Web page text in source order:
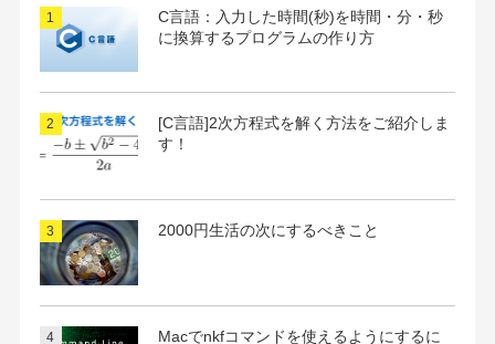
C言語：入力した時間(秒)を時間・分・秒
に換算するプログラムの作り方
[C言語]2次方程式を解く方法をご紹介しま
す！
2000円生活の次にするべきこと
Macでnkfコマンドを使えるようにするに